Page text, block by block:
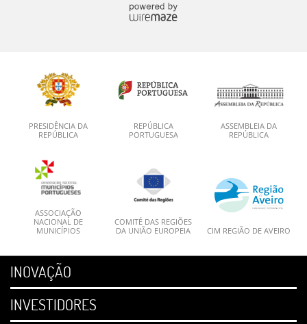
PRESIDÊNCIA DA
REPÚBLICA
REPÚBLICA
PORTUGUESA
ASSEMBLEIA DA
REPÚBLICA
ASSOCIAÇÃO
NACIONAL DE
MUNICÍPIOS
COMITÉ DAS REGIÕES
DA UNIÃO EUROPEIA
CIM REGIÃO DE AVEIRO
INOVAÇÃO
INVESTIDORES